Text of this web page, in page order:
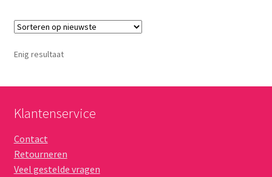
Enig resultaat
Klantenservice
Contact
Retourneren
Veel gestelde vragen